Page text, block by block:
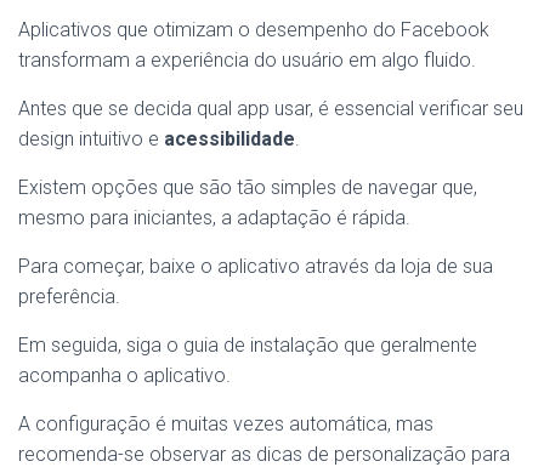
Aplicativos que otimizam o desempenho do Facebook
transformam a experiência do usuário em algo fluido.
Antes que se decida qual app usar, é essencial verificar seu
design intuitivo e acessibilidade.
Existem opções que são tão simples de navegar que,
mesmo para iniciantes, a adaptação é rápida.
Para começar, baixe o aplicativo através da loja de sua
preferência.
Em seguida, siga o guia de instalação que geralmente
acompanha o aplicativo.
A configuração é muitas vezes automática, mas
recomenda-se observar as dicas de personalização para